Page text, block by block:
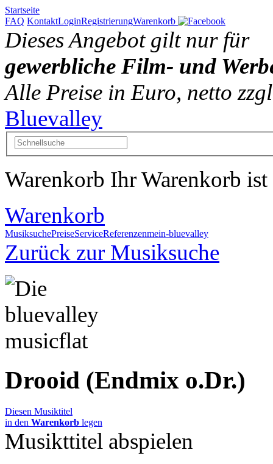
Startseite
FAQ KontaktLoginRegistrierungWarenkorb
Dieses Angebot gilt nur für
gewerbliche Film- und
Alle Preise in Euro, netto
Bluevalley
Warenkorb Ihr Warenkorb ist
Warenkorb
MusiksuchePreiseServiceReferenzenmein-bluevalley
Zurück zur Musiksuche
Drooid (Endmix o.Dr.)
Diesen Musiktitel
in den Warenkorb legen
Musikttitel abspielen